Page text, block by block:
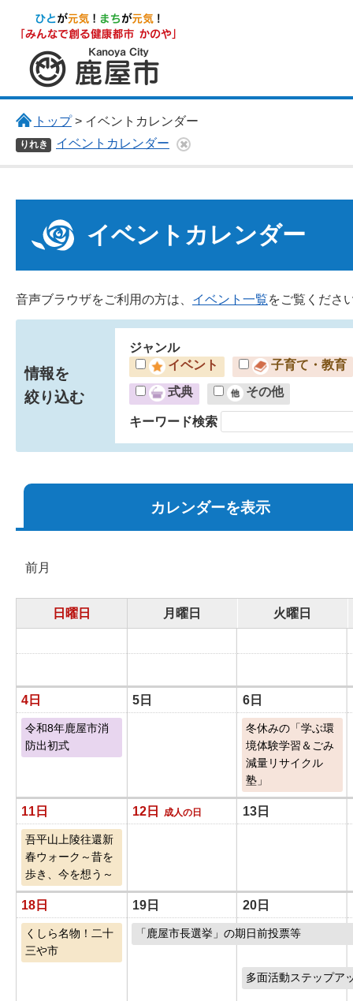
鹿屋市
トップ> イベントカレンダー
りれき イベントカレンダー
イベントカレンダー
音声ブラウザをご利用の方は、 イベント一覧をご覧くださ
情報を
絞り込む
ジャンル
イベント
子育て・教育
式典 その他
キーワード検索
カレンダーを表示
前月
日曜日 月曜日 火曜日
4日 5日 6日
令和8年鹿屋市消
防出初式
冬休みの「学ぶ環
境体験学習＆ごみ
減量リサイクル
塾」
11日 12日 成人の日 13日
吾平山上陵往還新
春ウォーク～昔を
歩き、今を想う～
18日 19日 20日
くしら名物！二十
三や市
「鹿屋市長選挙」の期日前投票等
多面活動ステップア